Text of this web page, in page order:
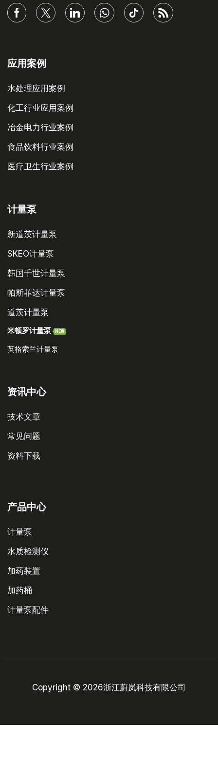
应用案例
水处理应用案例
化工行业应用案例
冶金电力行业案例
食品饮料行业案例
医疗卫生行业案例
计量泵
新道茨计量泵
SKEO计量泵
韩国千世计量泵
帕斯菲达计量泵
道茨计量泵
米顿罗计量泵 NEW
英格索兰计量泵
资讯中心
技术文章
常见问题
资料下载
产品中心
计量泵
水质检测仪
加药装置
加药桶
计量泵配件
Copyright © 2026浙江蔚岚科技有限公司